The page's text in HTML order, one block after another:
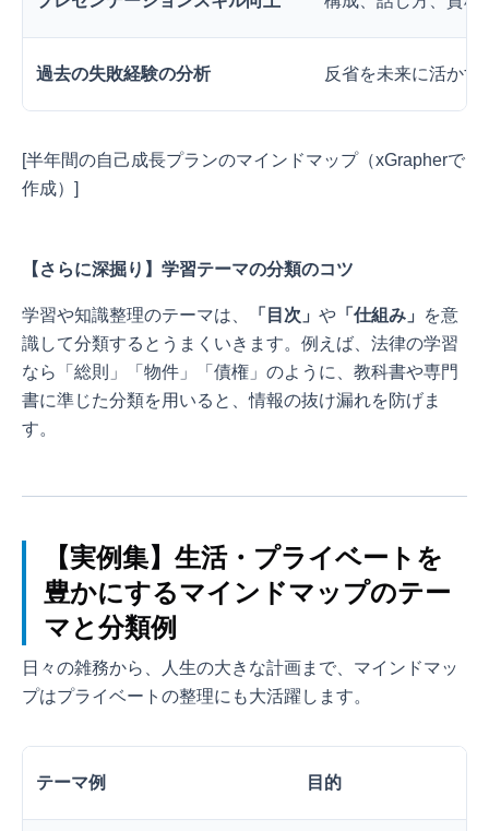
過去の失敗経験の分析 反省を未来に活かす
[半年間の自己成長プランのマインドマップ（xGrapherで
作成）]
【さらに深掘り】学習テーマの分類のコツ
学習や知識整理のテーマは、 「目次」 や 「仕組み」
を意
識して分類するとうまくいきます。例えば、法律の学習
なら「総則」「物件」「債権」のように、教科書や専門
書に準じた分類を用いると、情報の抜け漏れを防げま
す。
【実例集】生活・プライベートを
豊かにするマインドマップのテー
マと分類例
日々の雑務から、人生の大きな計画まで、マインドマッ
プはプライベートの整理にも大活躍します。
テーマ例 目的